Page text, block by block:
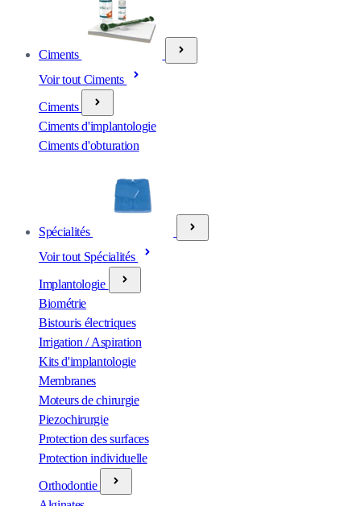
Ciments
Voir tout Ciments
Ciments
Ciments d'implantologie
Ciments d'obturation
Spécialités
Voir tout Spécialités
Implantologie
Biométrie
Bistouris électriques
Irrigation / Aspiration
Kits d'implantologie
Membranes
Moteurs de chirurgie
Piezochirurgie
Protection des surfaces
Protection individuelle
Orthodontie